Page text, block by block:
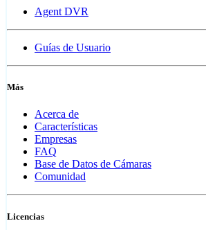
Agent DVR
Guías de Usuario
Más
Acerca de
Características
Empresas
FAQ
Base de Datos de Cámaras
Comunidad
Licencias